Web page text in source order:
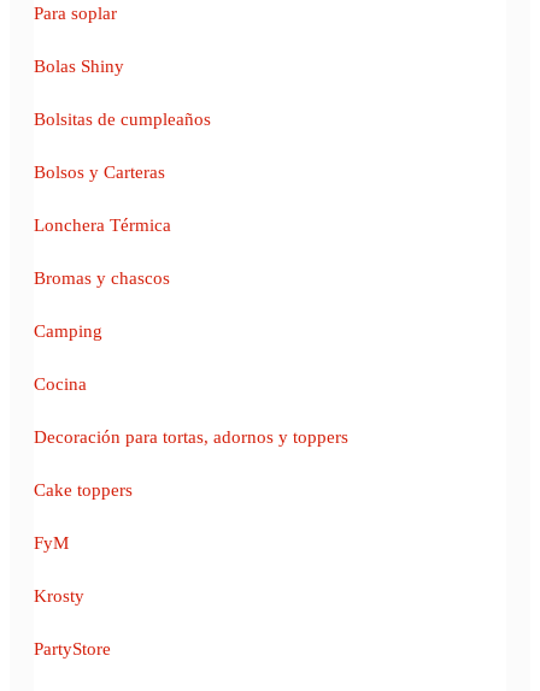
Para soplar
Bolas Shiny
Bolsitas de cumpleaños
Bolsos y Carteras
Lonchera Térmica
Bromas y chascos
Camping
Cocina
Decoración para tortas, adornos y toppers
Cake toppers
FyM
Krosty
PartyStore